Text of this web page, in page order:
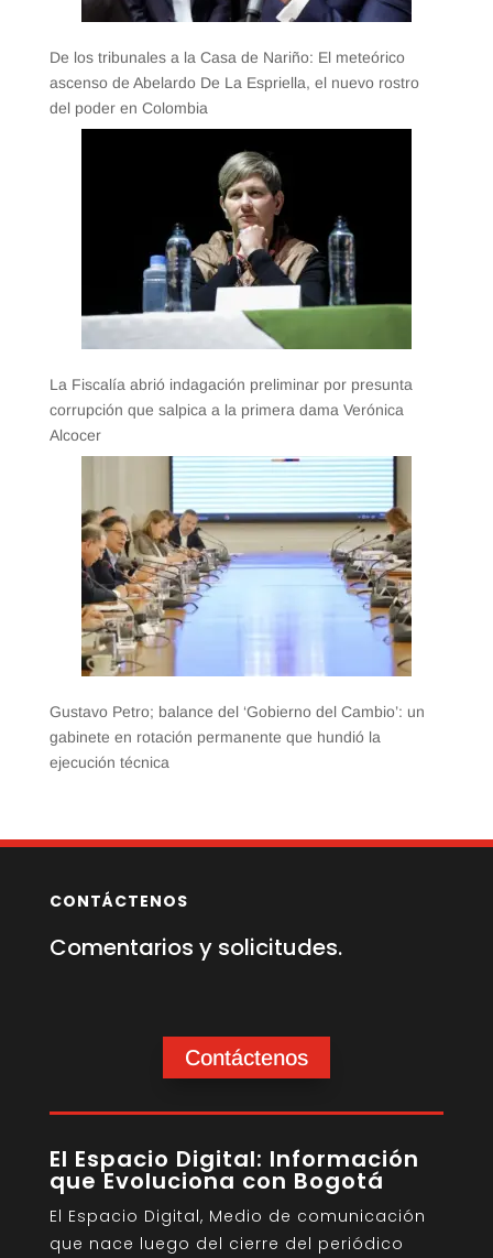
De los tribunales a la Casa de Nariño: El meteórico
ascenso de Abelardo De La Espriella, el nuevo rostro
del poder en Colombia
La Fiscalía abrió indagación preliminar por presunta
corrupción que salpica a la primera dama Verónica
Alcocer
Gustavo Petro; balance del ‘Gobierno del Cambio’: un
gabinete en rotación permanente que hundió la
ejecución técnica
CONTÁCTENOS
Comentarios y solicitudes.
Contáctenos
El Espacio Digital: Información
que Evoluciona con Bogotá
El Espacio Digital, Medio de comunicación
que nace luego del cierre del periódico